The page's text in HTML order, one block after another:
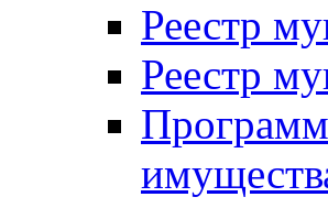
Реестр
Реестр